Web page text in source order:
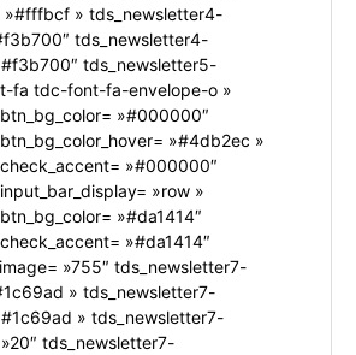
»#fffbcf » tds_newsletter4-
tds_newsletter4-
tds_newsletter5-
fa tdc-font-fa-envelope-o »
»#000000″
»#4db2ec »
»#000000″
»row »
»#da1414″
»#da1414″
»755″ tds_newsletter7-
» tds_newsletter7-
» tds_newsletter7-
tds_newsletter7-